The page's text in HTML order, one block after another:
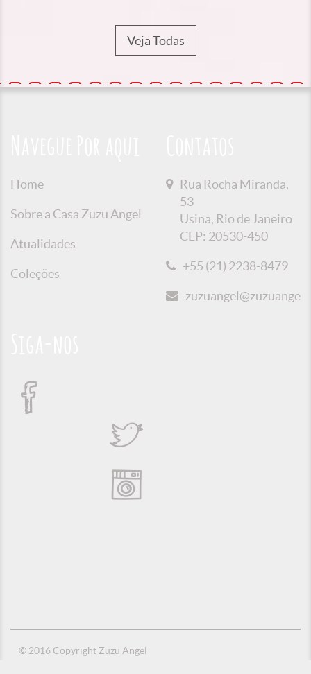
Veja Todas
Home
Sobre a Casa Zuzu Angel
Atualidades
Coleções
Rua Rocha Miranda,
53
Usina, Rio de Janeiro
CEP: 20530-450
+55 (21) 2238-8479
© 2016 Copyright Zuzu Angel